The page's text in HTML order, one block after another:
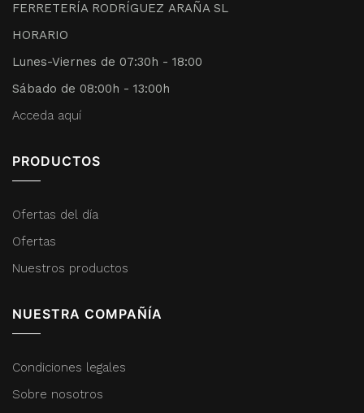
FERRETERÍA RODRÍGUEZ ARAÑA SL
HORARIO
Lunes-Viernes de 07:30h - 18:00
Sábado de 08:00h - 13:00h
Acceda aquí
PRODUCTOS
Ofertas del día
Ofertas
Nuestros productos
NUESTRA COMPAÑÍA
Condiciones legales
Sobre nosotros